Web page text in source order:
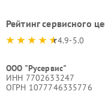
Рейтинг сервисного
4.9-5.0
ООО "Русервис"
ИНН 7702633247
ОГРН 1077746335776